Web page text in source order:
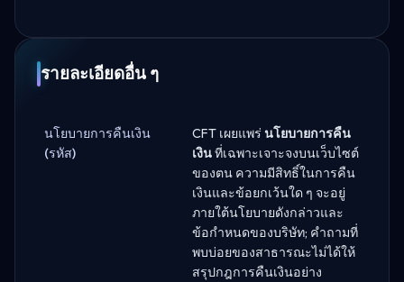
รายละเอียดอื่น ๆ
นโยบายการคืนเงิน
(รหัส)
CFT เผยแพร่ นโยบายการคืน
เงินที่เฉพาะเจาะจงบนเว็บไซต์
ของตน ความมีสิทธิ์ในการคืน
เงินและข้อยกเว้นใด ๆ จะอยู่
ภายใต้นโยบายดังกล่าวและ
ข้อกำหนดของบริษัท; คำถามที่
พบบ่อยของสาธารณะไม่ได้ให้
สรุปกฎการคืนเงินอย่าง